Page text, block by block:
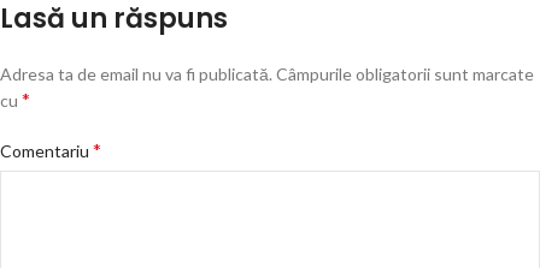
Lasă un răspuns
Adresa ta de email nu va fi publicată. Câmpurile obligatorii sunt marcate
cu *
Comentariu *